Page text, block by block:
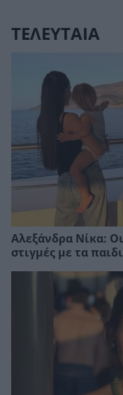
ΤΕΛΕΥΤΑΙΑ
Αλεξάνδρα Νίκα:
στιγμές με τα